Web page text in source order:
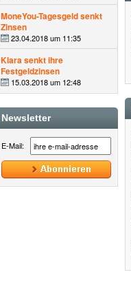
MoneYou-Tagesgeld senkt
Zinsen
23.04.2018 um 11:35
Klara senkt ihre
Festgeldzinsen
15.03.2018 um 12:48
Newsletter
E-Mail: